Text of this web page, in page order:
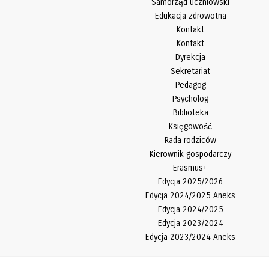
Samorząd uczniowski
Edukacja zdrowotna
Kontakt
Kontakt
Dyrekcja
Sekretariat
Pedagog
Psycholog
Biblioteka
Księgowość
Rada rodziców
Kierownik gospodarczy
Erasmus+
Edycja 2025/2026
Edycja 2024/2025 Aneks
Edycja 2024/2025
Edycja 2023/2024
Edycja 2023/2024 Aneks